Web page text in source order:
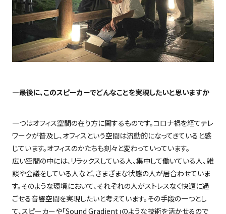
―最後に、このスピーカーでどんなことを実現したいと思いますか
一つはオフィス空間の在り方に関するものです。コロナ禍を経てテレ
ワークが普及し、オフィスという空間は流動的になってきていると感
じています。オフィスのかたちも刻々と変わっていっています。
広い空間の中には、リラックスしている人、集中して働いている人、雑
談や会議をしている人など、さまざまな状態の人が居合わせていま
す。そのような環境において、それぞれの人がストレスなく快適に過
ごせる音響空間を実現したいと考えています。その手段の一つとし
て、スピーカーや「Sound Gradient 」のような技術を活かせるので